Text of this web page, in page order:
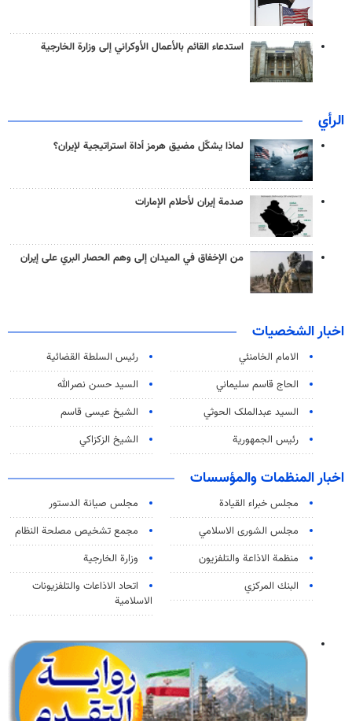
استدعاء القائم بالأعمال الأوكراني إلى وزارة الخارجية
الرأي
لماذا يشكّل مضيق هرمز أداة استراتيجية لإيران؟
صدمة إيران لأحلام الإمارات
من الإخفاق في الميدان إلى وهم الحصار البري على إيران
اخبار الشخصيات
الامام الخامنئي
رئیس السلطة القضائیة
الحاج قاسم سليماني
السيد حسن نصرالله
السید عبدالملک الحوثي
الشيخ عيسى قاسم
رئيس الجمهورية
الشيخ الزكزاكي
اخبار المنظمات والمؤسسات
مجلس خبراء القيادة
مجلس صيانة الدستور
مجلس الشورى الاسلامي
مجمع تشخيص مصلحة النظام
منظمة الاذاعة والتلفزیون
وزارة الخارجية
البنك المركزي
اتحاد الاذاعات والتلفزيونات
الاسلامية